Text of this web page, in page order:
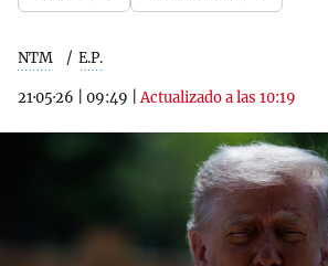
NTM E.P.
21·05·26 09:49 |Actualizado a las 10:19